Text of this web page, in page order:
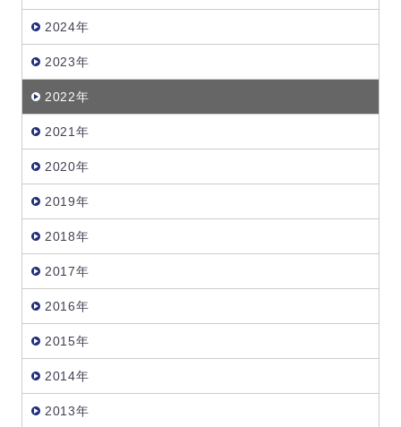
2024年
2023年
2022年
2021年
2020年
2019年
2018年
2017年
2016年
2015年
2014年
2013年